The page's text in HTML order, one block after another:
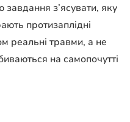
з’ясувати, яку
протизаплідні
реальні травми, а не
на самопочутті